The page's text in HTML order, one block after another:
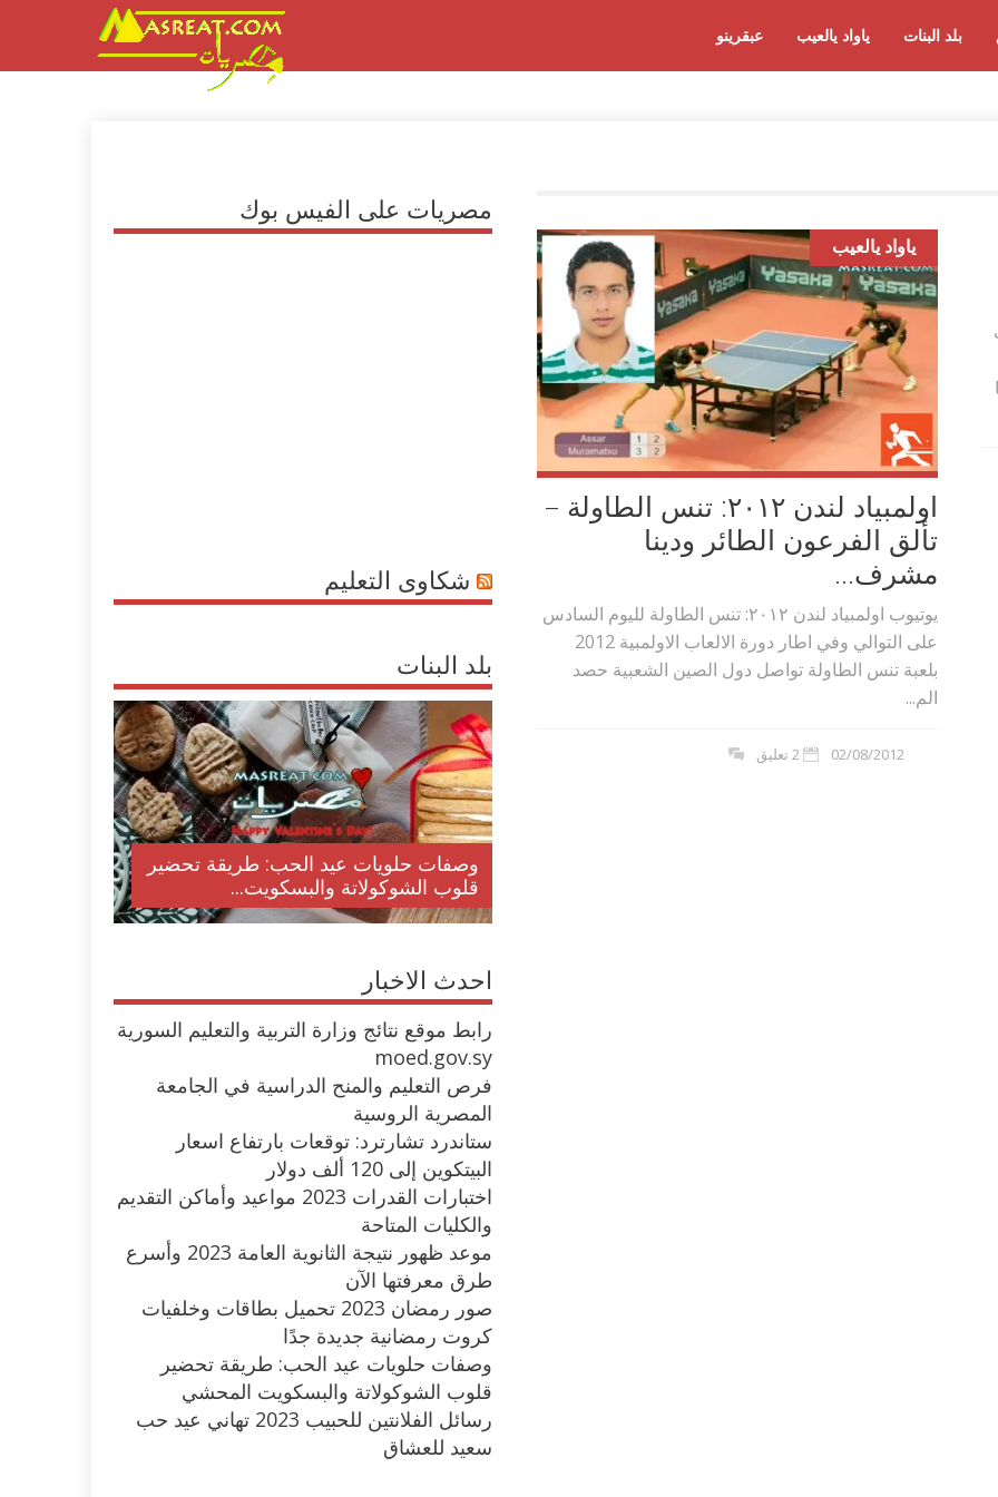
عبقرينو ياواد يالعيب بلد البنات
ياواد يالعيب
اولمبياد لندن ٢٠١٢: تنس الطاولة –
تألق الفرعون الطائر ودينا
مشرف...
يوتيوب اولمبياد لندن ٢٠١٢: تنس الطاولة لليوم السادس
على التوالي وفي اطار دورة الالعاب الاولمبية 2012
بلعبة تنس الطاولة تواصل دول الصين الشعبية حصد
الم...
02/08/2012 2 تعليق
مصريات على الفيس بوك
شكاوى التعليم
بلد البنات
وصفات حلويات عيد الحب: طريقة تحضير
قلوب الشوكولاتة والبسكويت...
احدث الاخبار
رابط موقع نتائج وزارة التربية والتعليم السورية
moed.gov.sy
فرص التعليم والمنح الدراسية في الجامعة
المصرية الروسية
ستاندرد تشارترد: توقعات بارتفاع اسعار
البيتكوين إلى 120 ألف دولار
اختبارات القدرات 2023 مواعيد وأماكن التقديم
والكليات المتاحة
موعد ظهور نتيجة الثانوية العامة 2023 وأسرع
طرق معرفتها الآن
صور رمضان 2023 تحميل بطاقات وخلفيات
كروت رمضانية جديدة جدًا
وصفات حلويات عيد الحب: طريقة تحضير
قلوب الشوكولاتة والبسكويت المحشي
رسائل الفلانتين للحبيب 2023 تهاني عيد حب
سعيد للعشاق